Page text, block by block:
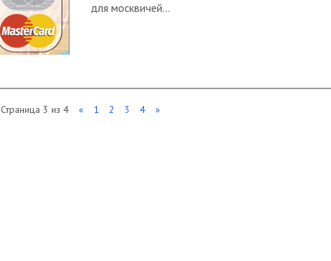
для москвичей…
Страница 3 из 4 « 1 2 3 4 »